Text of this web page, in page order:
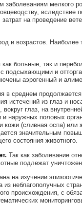
заболеваниям мелкого
вследствие
на проведение
и возрастов.
как больные, так и
подсыхающими и
аэрогенный и
в среднем
истечений из глаз и
глаз, на
и наружных половых
кожи (сливная оспа)
значительным
состояния животного.
Так как заболевание
подлежат
на изучении
из неблагополучных
происхождения, с